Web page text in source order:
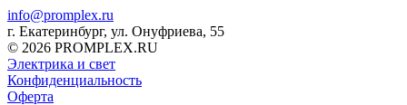
info@promplex.ru
г. Екатеринбург, ул. Онуфриева, 55
© 2026 PROMPLEX.RU
Электрика и свет
Конфиденциальность
Оферта